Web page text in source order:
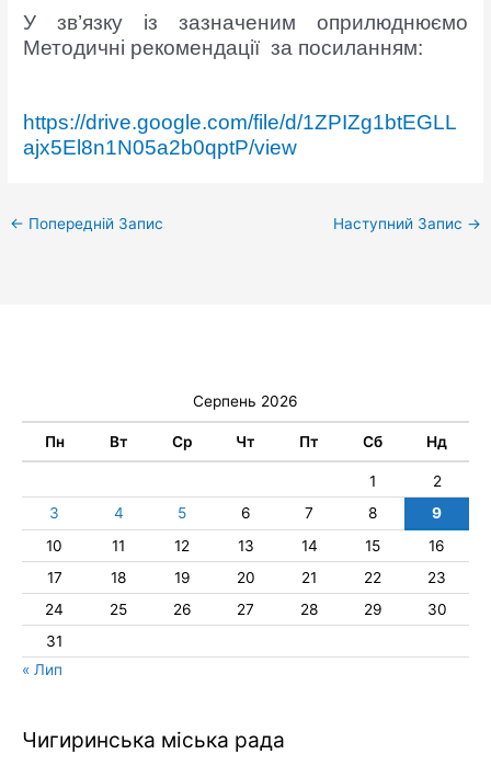
У зв’язку із зазначеним оприлюднюємо
Методичні рекомендації за посиланням:
https://drive.google.com/file/d/1ZPIZg1btEGLL
ajx5El8n1N05a2b0qptP/view
← Попередній Запис Наступний Запис →
Серпень 2026
Пн Вт Ср Чт Пт Сб Нд
1
2
3
4 5 6 7 8
9
10
11 12 13 14 15
16
17
18 19 20 21 22
23
24
25 26 27 28 29
30
31
« Лип
Чигиринська міська рада